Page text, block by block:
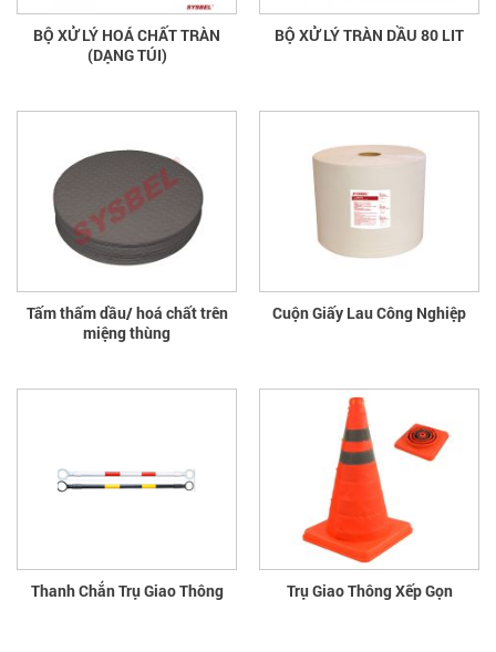
BỘ XỬ LÝ HOÁ CHẤT TRÀN
(DẠNG TÚI)
BỘ XỬ LÝ TRÀN DẦU 80 LIT
Tấm thấm dầu/ hoá chất trên
miệng thùng
Cuộn Giấy Lau Công Nghiệp
Thanh Chắn Trụ Giao Thông Trụ Giao Thông Xếp Gọn